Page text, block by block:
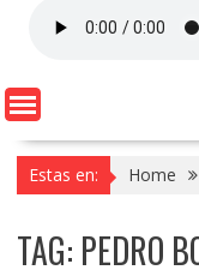
Estas en: Home
TAG: PEDRO